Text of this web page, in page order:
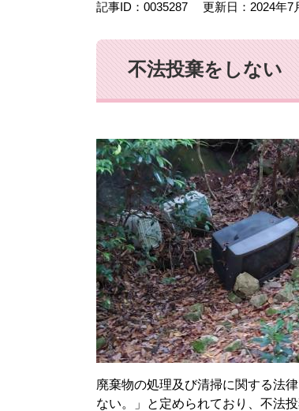
記事ID：0035287 更新日：2024年7
不法投棄をしない
廃棄物の処理及び清掃に関する法
ない。」と定められており、不法